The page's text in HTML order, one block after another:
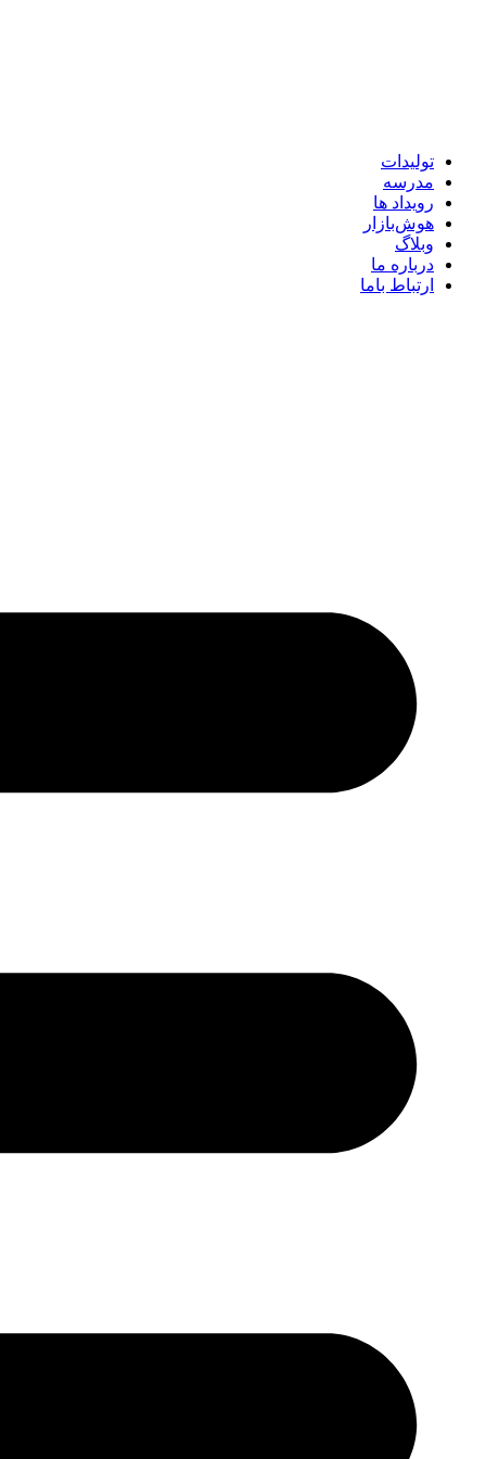
تولیدات
مدرسه
رویداد ها
هوش‌بازار
وبلاگ
درباره ما
ارتباط باما